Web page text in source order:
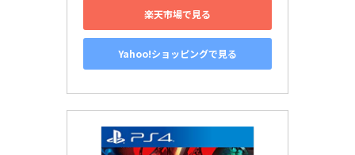
楽天市場で見る
Yahoo!ショッピングで見る